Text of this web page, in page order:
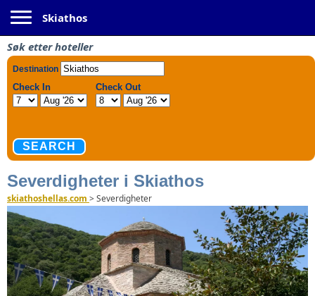
Skiathos
Søk etter hoteller
Severdigheter i Skiathos
skiathoshellas.com >Severdigheter